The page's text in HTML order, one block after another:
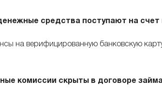
средства поступают на счет
на верифицированную банковскую
комиссии скрыты в договоре